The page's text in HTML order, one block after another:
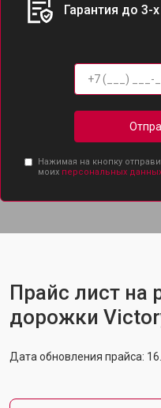
Гарантия до 3-
Нажимая на кнопку
моих персональных
Прайс лист на
дорожки
Дата обновления прайса: